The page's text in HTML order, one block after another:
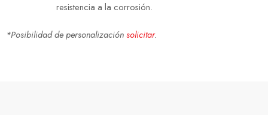
resistencia a la corrosión.
*Posibilidad de personalizaciónsolicitar.